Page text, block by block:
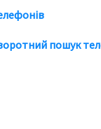
пошук